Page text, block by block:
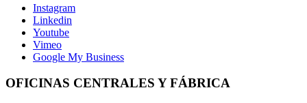
Instagram
Linkedin
Youtube
Vimeo
Google My Business
OFICINAS CENTRALES Y FÁBRICA